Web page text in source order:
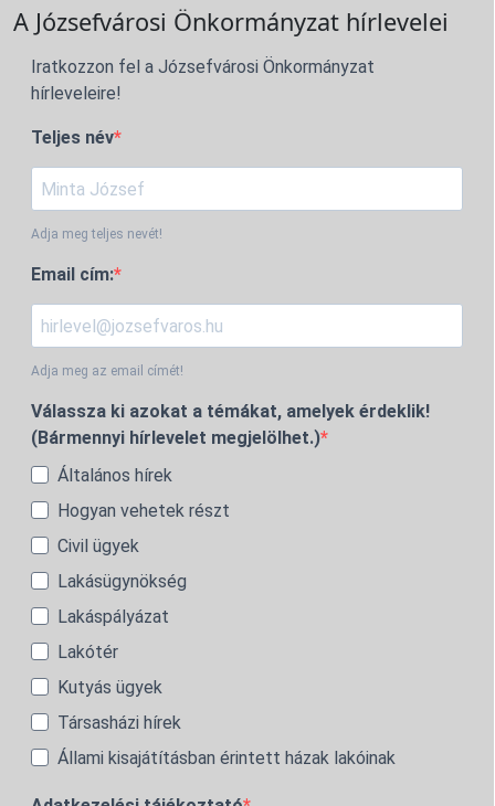
A Józsefvárosi Önkormányzat hírlevelei
Iratkozzon fel a Józsefvárosi Önkormányzat
hírleveleire!
Teljes név
Adja meg teljes nevét!
Email cím:
Adja meg az email címét!
Válassza ki azokat a témákat, amelyek érdeklik!
(Bármennyi hírlevelet megjelölhet.)
Általános hírek
Hogyan vehetek részt
Civil ügyek
Lakásügynökség
Lakáspályázat
Lakótér
Kutyás ügyek
Társasházi hírek
Állami kisajátításban érintett házak lakóinak